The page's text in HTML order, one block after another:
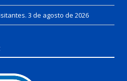
3 de agosto de 2026